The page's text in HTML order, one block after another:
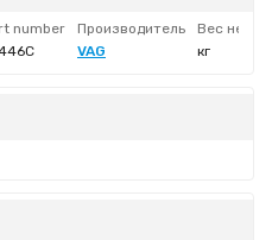
number Производитель
Вес нетто
VAG кг